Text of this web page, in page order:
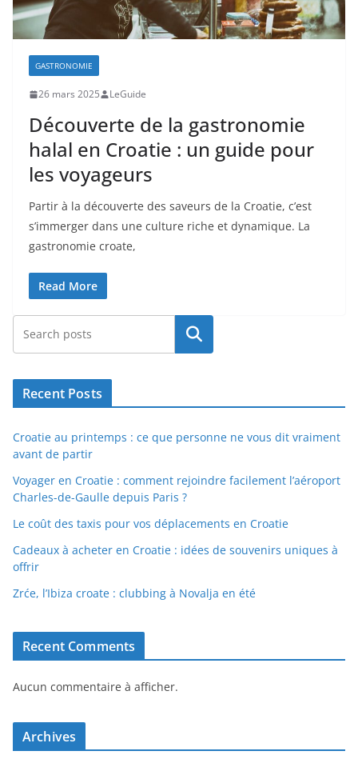
GASTRONOMIE
26 mars 2025 LeGuide
Découverte de la gastronomie
halal en Croatie : un guide pour
les voyageurs
Partir à la découverte des saveurs de la Croatie, c’est
s’immerger dans une culture riche et dynamique. La
gastronomie croate,
Read More
Rechercher
Recent Posts
Croatie au printemps : ce que personne ne vous dit vraiment
avant de partir
Voyager en Croatie : comment rejoindre facilement l’aéroport
Charles-de-Gaulle depuis Paris ?
Le coût des taxis pour vos déplacements en Croatie
Cadeaux à acheter en Croatie : idées de souvenirs uniques à
offrir
Zrće, l’Ibiza croate : clubbing à Novalja en été
Recent Comments
Aucun commentaire à afficher.
Archives